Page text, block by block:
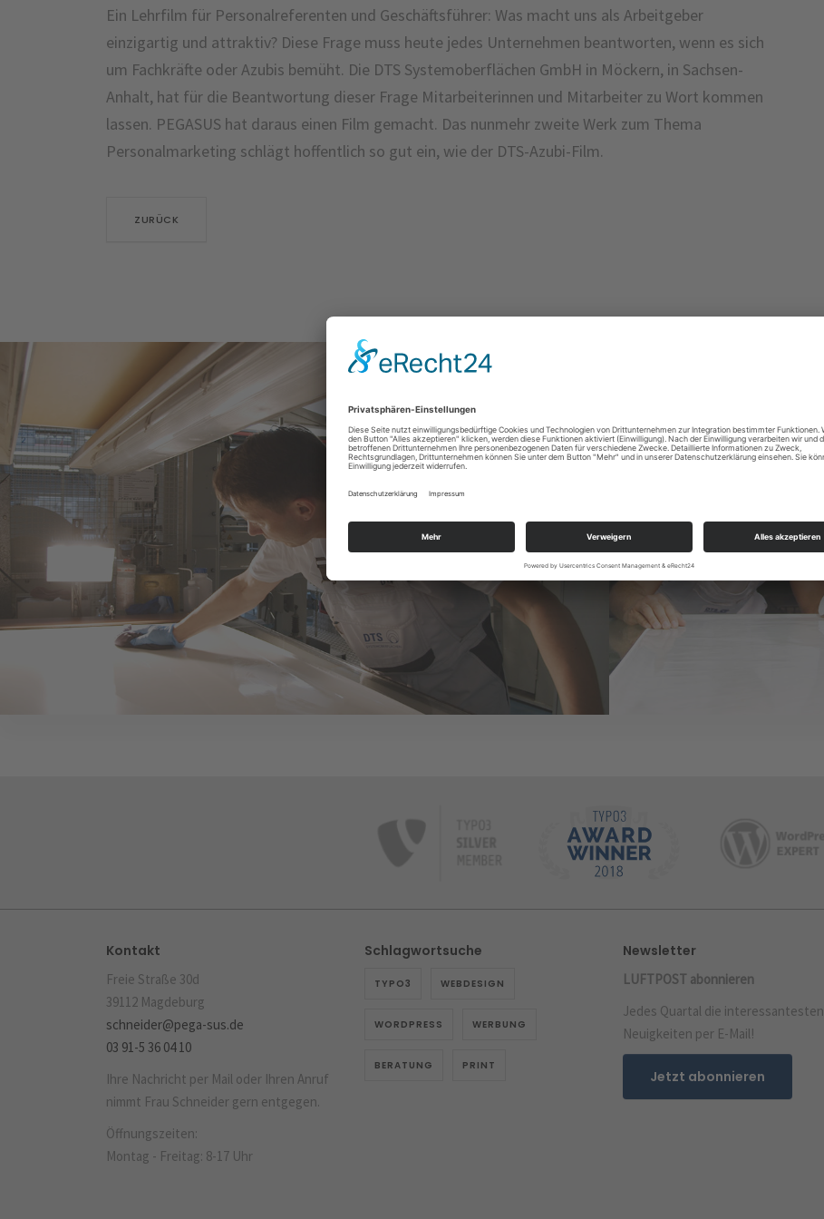
Ein Lehrfilm für Personalreferenten und Geschäftsführer: Was macht uns als Arbeitgeber
einzigartig und attraktiv? Diese Frage muss heute jedes Unternehmen beantworten, wenn es sich
um Fachkräfte oder Azubis bemüht. Die DTS Systemoberflächen GmbH in Möckern, in Sachsen-
Anhalt, hat für die Beantwortung dieser Frage Mitarbeiterinnen und Mitarbeiter zu Wort kommen
lassen. PEGASUS hat daraus einen Film gemacht. Das nunmehr zweite Werk zum Thema
Personalmarketing schlägt hoffentlich so gut ein, wie der DTS-Azubi-Film.
ZURÜCK
Kontakt
Freie Straße 30d
39112 Magdeburg
schneider@pega-sus.de
03 91-5 36 04 10
Ihre Nachricht per Mail oder Ihren Anruf
nimmt Frau Schneider gern entgegen.
Öffnungszeiten:
Montag - Freitag: 8-17 Uhr
Schlagwortsuche
TYPO3 WEBDESIGN
WORDPRESS WERBUNG
BERATUNG PRINT
Newsletter
LUFTPOST abonnieren
Jedes Quartal die interessantesten
Neuigkeiten per E-Mail!
Jetzt abonnieren